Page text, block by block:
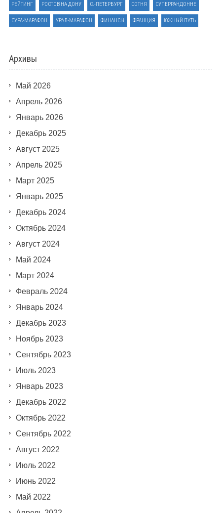
РЕЙТИНГ РОСТОВ НА ДОНУ С.-ПЕТЕРБУРГ СОТНЯ СУПЕРРАНДОННЕ
СУРА-МАРАФОН УРАЛ-МАРАФОН ФИНАНСЫ ФРАНЦИЯ ЮЖНЫЙ ПУТЬ
Архивы
Май 2026
Апрель 2026
Январь 2026
Декабрь 2025
Август 2025
Апрель 2025
Март 2025
Январь 2025
Декабрь 2024
Октябрь 2024
Август 2024
Май 2024
Март 2024
Февраль 2024
Январь 2024
Декабрь 2023
Ноябрь 2023
Сентябрь 2023
Июль 2023
Январь 2023
Декабрь 2022
Октябрь 2022
Сентябрь 2022
Август 2022
Июль 2022
Июнь 2022
Май 2022